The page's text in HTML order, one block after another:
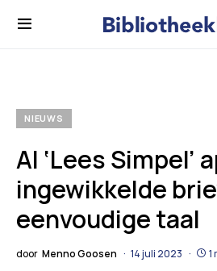
NIEUWS
AI ‘Lees Simpel’
ingewikkelde
eenvoudige taal
door Menno Goosen 14 juli 2023 1